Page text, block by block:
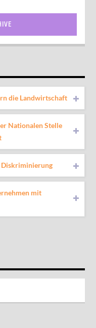
die Landwirtschaft
Nationalen Stelle
Diskriminierung
mit